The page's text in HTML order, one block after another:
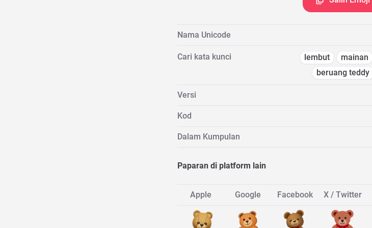
Nama Unicode
Cari kata kunci lembut mainan
beruang teddy
Versi
Kod
Dalam Kumpulan
Paparan di platform lain
Apple Google Facebook X / Twitter